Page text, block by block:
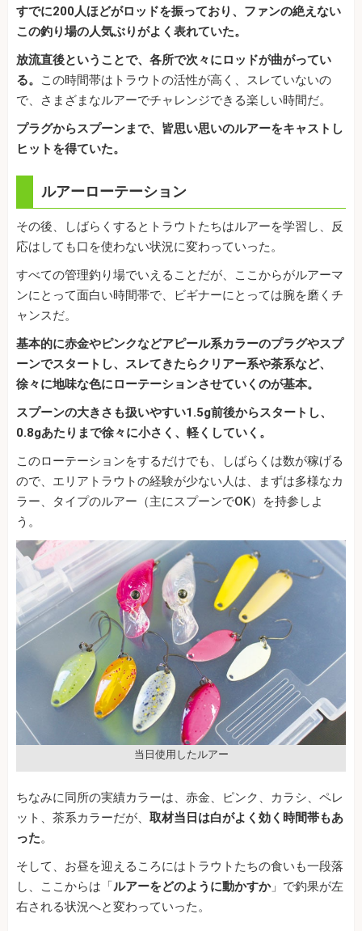
すでに200人ほどがロッドを振っており、ファンの絶えない
この釣り場の人気ぶりがよく表れていた。
放流直後ということで、各所で次々にロッドが曲がってい
る。
この時間帯はトラウトの活性が高く、スレていないの
で、さまざまなルアーでチャレンジできる楽しい時間だ。
プラグからスプーンまで、皆思い思いのルアーをキャストし
ヒットを得ていた。
ルアーローテーション
その後、しばらくするとトラウトたちはルアーを学習し、反
応はしても口を使わない状況に変わっていった。
すべての管理釣り場でいえることだが、ここからがルアーマ
ンにとって面白い時間帯で、ビギナーにとっては腕を磨くチ
ャンスだ。
基本的に赤金やピンクなどアピール系カラーのプラグやスプ
ーンでスタートし、スレてきたらクリアー系や茶系など、
徐々に地味な色にローテーションさせていくのが基本。
スプーンの大きさも扱いやすい1.5g前後からスタートし、
0.8gあたりまで徐々に小さく、軽くしていく。
このローテーションをするだけでも、しばらくは数が稼げる
ので、エリアトラウトの経験が少ない人は、まずは多様なカ
ラー、タイプのルアー（主にスプーンでOK）を持参しよ
う。
当日使用したルアー
ちなみに同所の実績カラーは、赤金、ピンク、カラシ、ペレ
ット、茶系カラーだが、 取材当日は白がよく効く時間帯もあ
った。
そして、お昼を迎えるころにはトラウトたちの食いも一段落
し、ここからは「ルアーをどのように動かすか」で釣果が左
右される状況へと変わっていった。